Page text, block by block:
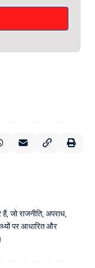
जो राजनीति, अपराध,
पर आधारित और